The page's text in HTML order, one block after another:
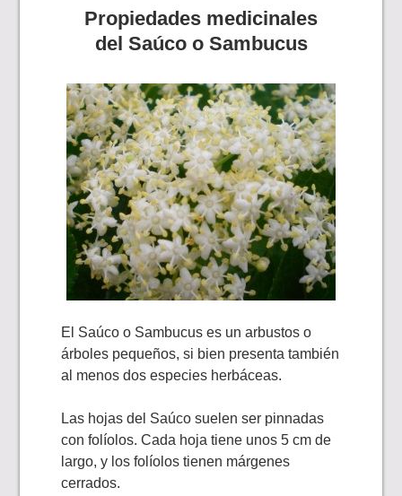
Propiedades medicinales
del Saúco o Sambucus
El Saúco o Sambucus es un arbustos o
árboles pequeños, si bien presenta también
al menos dos especies herbáceas.
Las hojas del Saúco suelen ser pinnadas
con folíolos. Cada hoja tiene unos 5 cm de
largo, y los folíolos tienen márgenes
cerrados.